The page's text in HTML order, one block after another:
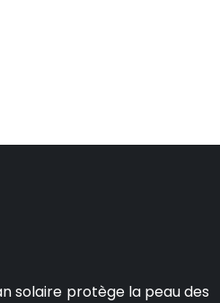
solaire protège la peau des